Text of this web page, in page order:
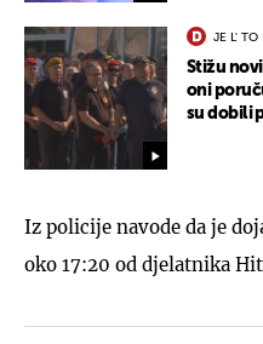
JE L' TO
Stižu
oni
su dobili
Iz policije navode da je
oko 17:20 od djelatnika